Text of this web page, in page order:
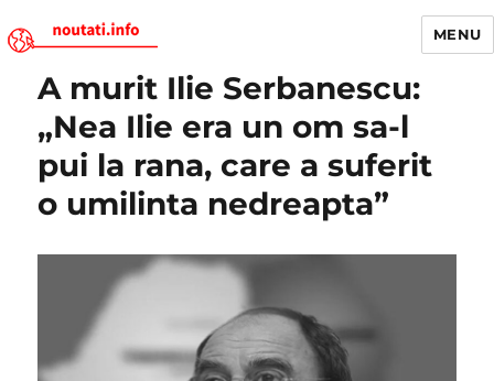
Noutati.Info
MENU
A murit Ilie Serbanescu:
„Nea Ilie era un om sa-l
pui la rana, care a suferit
o umilinta nedreapta”